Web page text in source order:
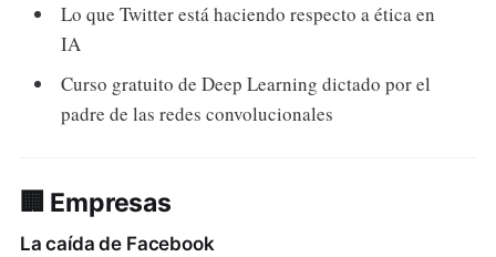
Lo que Twitter está haciendo respecto a ética en
IA
Curso gratuito de Deep Learning dictado por el
padre de las redes convolucionales
🏢 Empresas
La caída de Facebook